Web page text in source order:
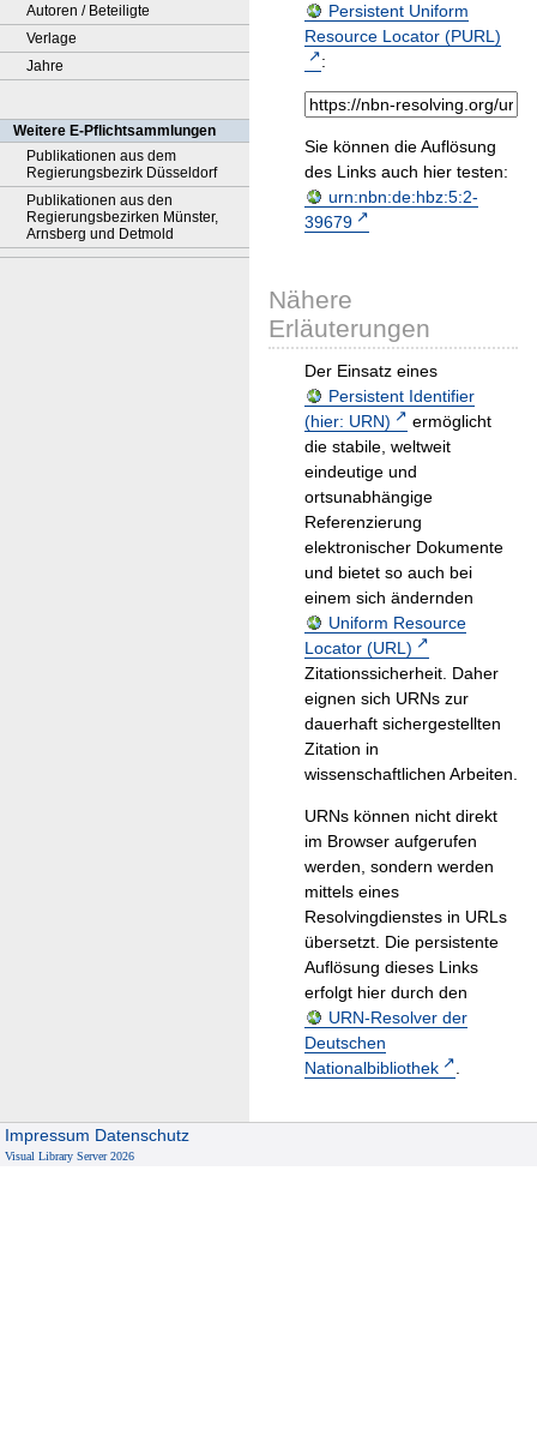
Autoren / Beteiligte
Verlage
Jahre
Weitere E-Pflichtsammlungen
Publikationen aus dem
Regierungsbezirk Düsseldorf
Publikationen aus den
Regierungsbezirken Münster,
Arnsberg und Detmold
Persistent Uniform
Resource Locator (PURL)
:
Sie können die Auflösung
des Links auch hier testen:
urn:nbn:de:hbz:5:2-
39679
Nähere
Erläuterungen
Der Einsatz eines
Persistent Identifier
(hier: URN)
ermöglicht
die stabile, weltweit
eindeutige und
ortsunabhängige
Referenzierung
elektronischer Dokumente
und bietet so auch bei
einem sich ändernden
Uniform Resource
Locator (URL)
Zitationssicherheit. Daher
eignen sich URNs zur
dauerhaft sichergestellten
Zitation in
wissenschaftlichen Arbeiten.
URNs können nicht direkt
im Browser aufgerufen
werden, sondern werden
mittels eines
Resolvingdienstes in URLs
übersetzt. Die persistente
Auflösung dieses Links
erfolgt hier durch den
URN-Resolver der
Deutschen
Nationalbibliothek
.
Impressum Datenschutz
Visual Library Server 2026